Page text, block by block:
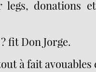
donations
fit Don Jorge.
à fait